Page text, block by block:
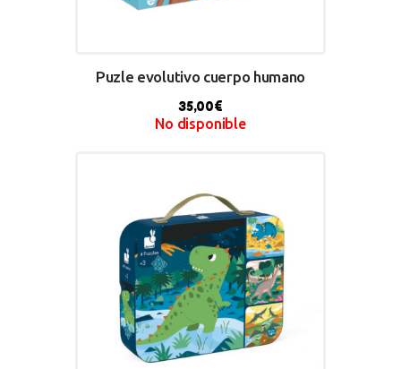
Puzle evolutivo cuerpo humano
35,00€
No disponible